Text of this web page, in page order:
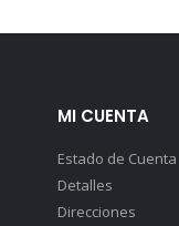
MI CUENTA
Estado de Cuenta
Detalles
Direcciones